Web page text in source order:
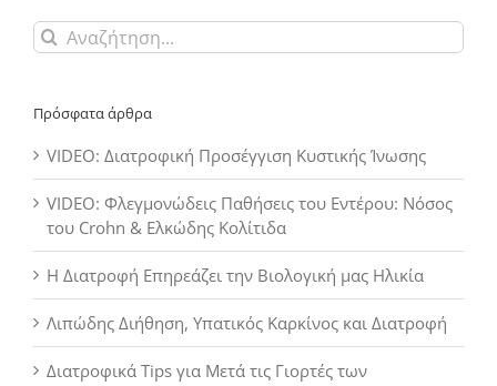
Αναζήτηση
για:
Πρόσφατα άρθρα
VIDEO: Διατροφική Προσέγγιση Κυστικής Ίνωσης
VIDEO: Φλεγμονώδεις Παθήσεις του Εντέρου: Νόσος
του Crohn & Ελκώδης Κολίτιδα
Η Διατροφή Επηρεάζει την Βιολογική μας Ηλικία
Λιπώδης Διήθηση, Υπατικός Καρκίνος και Διατροφή
Διατροφικά Tips για Μετά τις Γιορτές των